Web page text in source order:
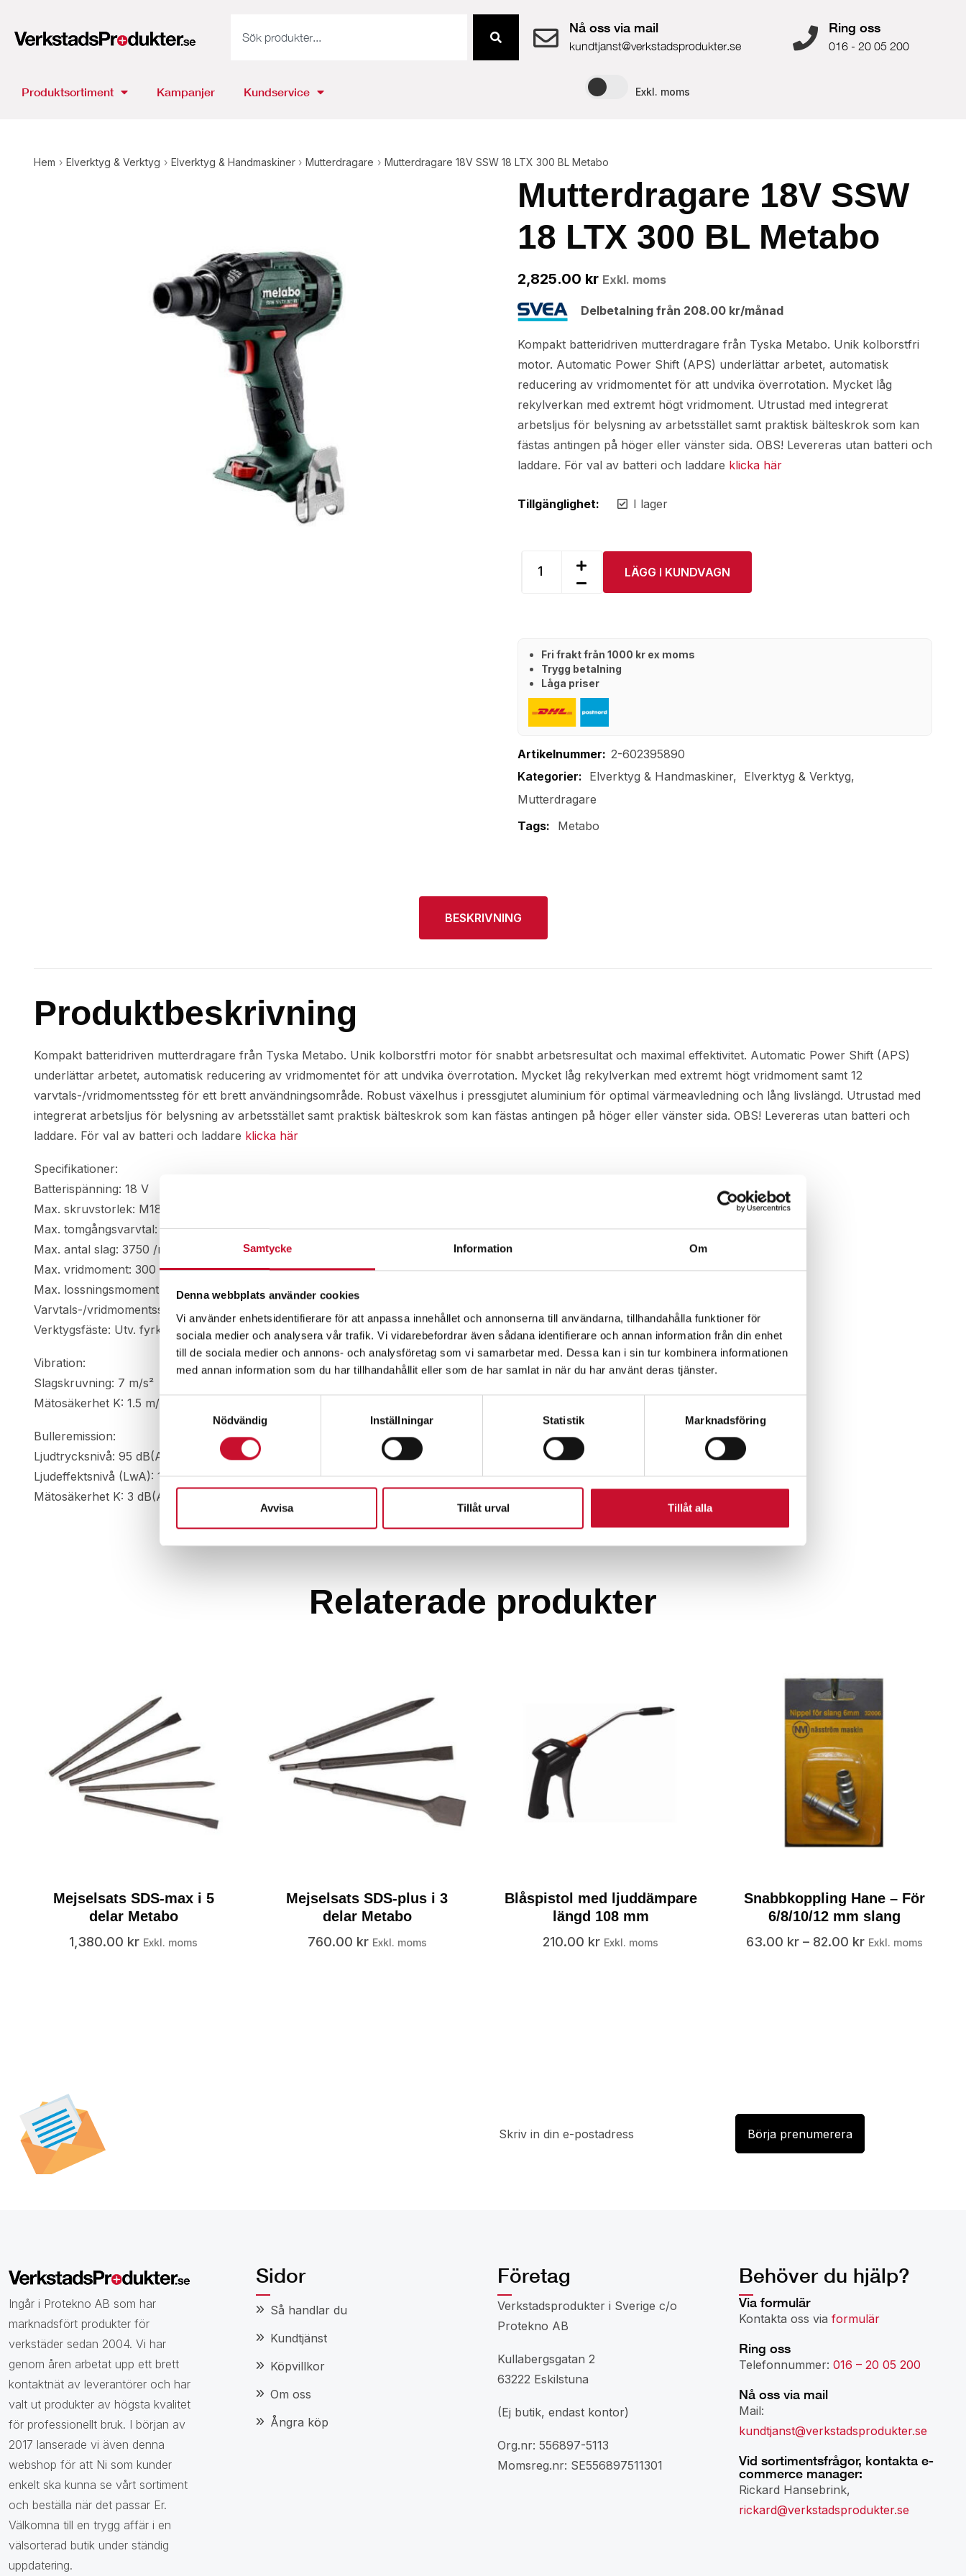
Samtycke Information Om
Denna webbplats använder cookies
Vi använder enhetsidentifierare för att anpassa innehållet och annonserna till användarna, tillhandahålla funktioner för
sociala medier och analysera vår trafik. Vi vidarebefordrar även sådana identifierare och annan information från din enhet
till de sociala medier och annons- och analysföretag som vi samarbetar med. Dessa kan i sin tur kombinera informationen
med annan information som du har tillhandahållit eller som de har samlat in när du har använt deras tjänster.
Samtyckesval
Nödvändig
Inställningar Statistik Marknadsföring
Avvisa Tillåt urval Tillåt alla
Nå oss via mail
kundtjanst@verkstadsprodukter.se
Ring oss
016 - 20 05 200
Produktsortiment Kampanjer Kundservice Exkl. moms
Hem › Elverktyg & Verktyg › Elverktyg & Handmaskiner › Mutterdragare › Mutterdragare 18V SSW 18 LTX 300 BL Metabo
Delbetalning från 208.00 kr/månad
2,825.00 kr Exkl. moms
Mutterdragare 18V SSW
18 LTX 300 BL Metabo
Kompakt batteridriven mutterdragare från Tyska Metabo. Unik kolborstfri
motor. Automatic Power Shift (APS) underlättar arbetet, automatisk
reducering av vridmomentet för att undvika överrotation. Mycket låg
rekylverkan med extremt högt vridmoment. Utrustad med integrerat
arbetsljus för belysning av arbetsstället samt praktisk bälteskrok som kan
fästas antingen på höger eller vänster sida. OBS! Levereras utan batteri och
laddare. För val av batteri och laddare klicka här
Tillgänglighet: I lager
LÄGG I KUNDVAGN
Fri frakt från 1000 kr ex moms
Trygg betalning
Låga priser
Artikelnummer: 2-602395890
Elverktyg & Handmaskiner
Elverktyg & Verktyg
Mutterdragare
Tags:
Metabo
BESKRIVNING
Produktbeskrivning
Kompakt batteridriven mutterdragare från Tyska Metabo. Unik kolborstfri motor för snabbt arbetsresultat och maximal effektivitet. Automatic Power Shift (APS)
underlättar arbetet, automatisk reducering av vridmomentet för att undvika överrotation. Mycket låg rekylverkan med extremt högt vridmoment samt 12
varvtals-/vridmomentssteg för ett brett användningsområde. Robust växelhus i pressgjutet aluminium för optimal värmeavledning och lång livslängd. Utrustad med
integrerat arbetsljus för belysning av arbetsstället samt praktisk bälteskrok som kan fästas antingen på höger eller vänster sida. OBS! Levereras utan batteri och
laddare. För val av batteri och laddare klicka här
Specifikationer:
Batterispänning: 18 V
Max. skruvstorlek: M18
Max. tomgångsvarvtal: 0 – 2650 /min
Max. antal slag: 3750 /min
Max. vridmoment: 300 Nm
Max. lossningsmoment: 480 Nm
Varvtals-/vridmomentssteg: 12
Verktygsfäste: Utv. fyrkant 1/2 ” (12.70 mm)
Vibration:
Slagskruvning: 7 m/s²
Mätosäkerhet K: 1.5 m/s²
Bulleremission:
Ljudtrycksnivå: 95 dB(A)
Ljudeffektsnivå (LwA): 106 dB(A)
Mätosäkerhet K: 3 dB(A)
Relaterade produkter
Mejselsats SDS-max i 5
delar Metabo
1,380.00 kr Exkl. moms
Mejselsats SDS-plus i 3
delar Metabo
760.00 kr Exkl. moms
Blåspistol med ljuddämpare
längd 108 mm
210.00 kr Exkl. moms
Snabbkoppling Hane – För
6/8/10/12 mm slang
63.00 kr– 82.00 kr Exkl. moms
Ingår i Protekno AB som har
marknadsfört produkter för
verkstäder sedan 2004. Vi har
genom åren arbetat upp ett brett
kontaktnät av leverantörer och har
valt ut produkter av högsta kvalitet
för professionellt bruk. I början av
2017 lanserade vi även denna
webshop för att Ni som kunder
enkelt ska kunna se vårt sortiment
och beställa när det passar Er.
Välkomna till en trygg affär i en
välsorterad butik under ständig
uppdatering.
Sidor
Så handlar du
Kundtjänst
Köpvillkor
Om oss
Ångra köp
Företag
Verkstadsprodukter i Sverige c/o
Protekno AB
Kullabergsgatan 2
63222 Eskilstuna
(Ej butik, endast kontor)
Org.nr: 556897-5113
Momsreg.nr: SE556897511301
Behöver du hjälp?
Via formulär
Kontakta oss via formulär
Ring oss
Telefonnummer: 016 – 20 05 200
Nå oss via mail
Mail:
kundtjanst@verkstadsprodukter.se
Vid sortimentsfrågor, kontakta e-
commerce manager:
Rickard Hansebrink,
rickard@verkstadsprodukter.se